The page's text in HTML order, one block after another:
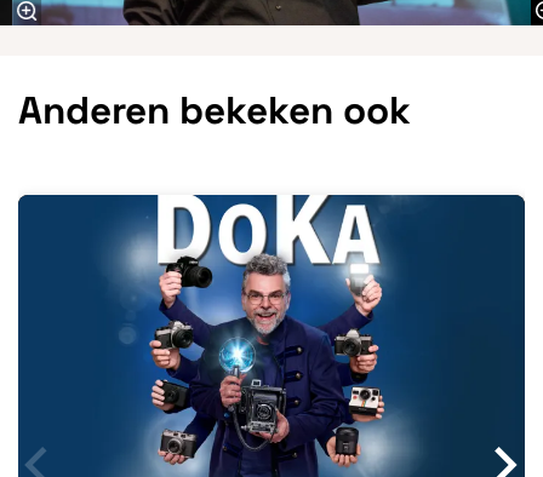
Anderen bekeken ook